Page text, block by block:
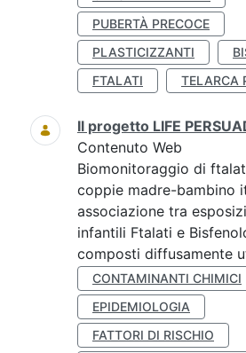
PUBERTÀ PRECOCE
PLASTICIZZANTI
FTALATI
TELARCA
Il progetto LIFE
Contenuto Web
Biomonitoraggio di
coppie madre-bambino
associazione tra
infantili Ftalati e
composti diffusamente
CONTAMINANTI CHIMICI
EPIDEMIOLOGIA
FATTORI DI RISCHIO